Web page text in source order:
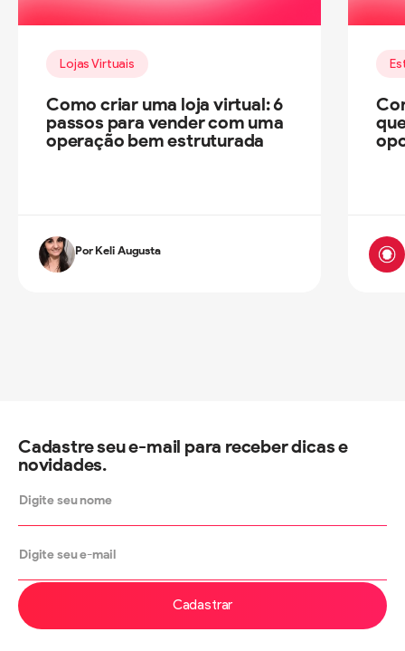
Lojas Virtuais
Como criar uma loja virtual: 6
passos para vender com uma
operação bem estruturada
Por Keli Augusta
Cadastre seu e-mail para receber dicas e
novidades.
Cadastrar